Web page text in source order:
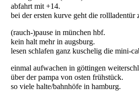
abfahrt mit +14.
bei der ersten kurve geht die rollladentür
(rauch-)pause in münchen hbf.
kein halt mehr in augsburg.
lesen schlafen ganz kuschelig die mini-
einmal aufwachen in göttingen
über der pampa von osten frühstück.
so viele halte/bahnhöfe in hamburg.